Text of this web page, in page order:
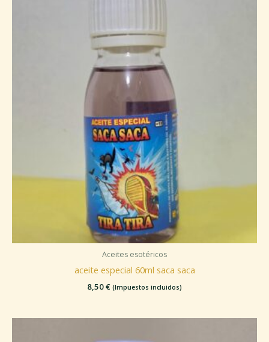
Aceites esotéricos
aceite especial 60ml saca saca
8,50€ (Impuestos incluidos)